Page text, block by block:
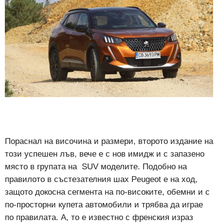
Пораснал на височина и размери, второто издание на
този успешен лъв, вече е с нов имидж и с запазено
място в групата на SUV моделите. Подобно на
правилото в състезателния шах Peugeot е на ход,
защото докосна сегмента на по-високите, обемни и с
по-просторни купета автомобили и трябва да играе
по правилата. А, то е известно с френския израз